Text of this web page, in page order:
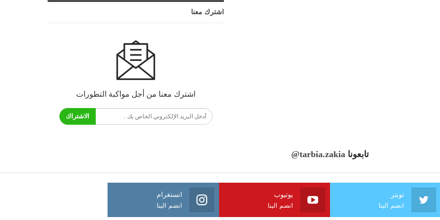
اشترك معنا
اشترك معنا من أجل مواكبة التطورات
الاشتراك
تابعونا @tarbia.zakia
تويتر
انضم الينا
يوتيوب
انضم الينا
انستغرام
انضم الينا